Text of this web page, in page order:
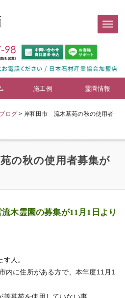
施工例 霊園情報
ブログ > 岸和田市 流木墓苑の秋の使用者
の秋の使用者募集が
木霊園の募集が11月1日より
人。
に住所がある方で、本年度11月1